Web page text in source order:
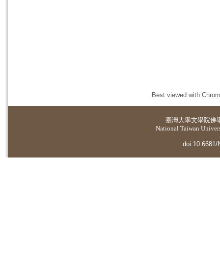
Best viewed with
臺灣大學文學院佛
National Taiwan
doi:10.6681/